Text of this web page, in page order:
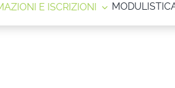
E ISCRIZIONI